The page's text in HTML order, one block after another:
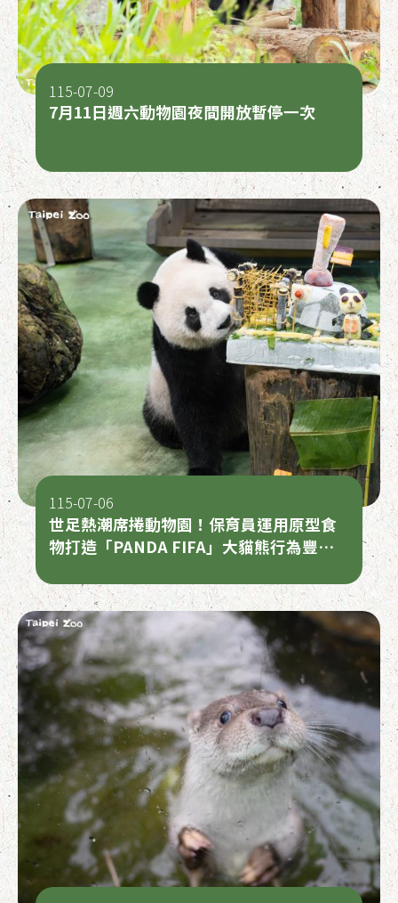
7月11日週六動物園夜間開放暫停一次
115-07-09
世足熱潮席捲動物園！保育員運用原型食
物打造「PANDA FIFA」大貓熊行為豐富
115-07-06